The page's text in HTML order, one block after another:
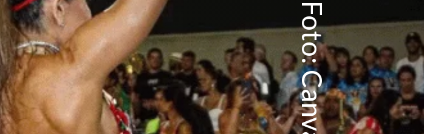
Foto: Canva